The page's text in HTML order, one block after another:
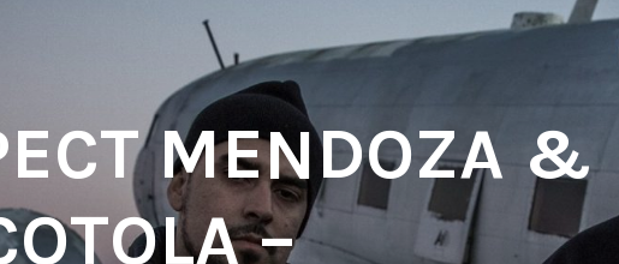
MENDOZA &
–